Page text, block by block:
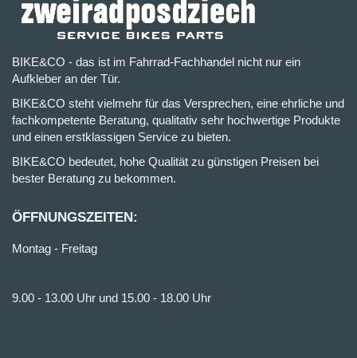
BIKE&CO - das ist im Fahrrad-Fachhandel nicht nur ein
Aufkleber an der Tür.
BIKE&CO steht vielmehr für das Versprechen, eine ehrliche und
fachkompetente Beratung, qualitativ sehr hochwertige Produkte
und einen erstklassigen Service zu bieten.
BIKE&CO bedeutet, hohe Qualität zu günstigen Preisen bei
bester Beratung zu bekommen.
ÖFFNUNGSZEITEN:
Montag - Freitag
9.00 - 13.00 Uhr und 15.00 - 18.00 Uhr